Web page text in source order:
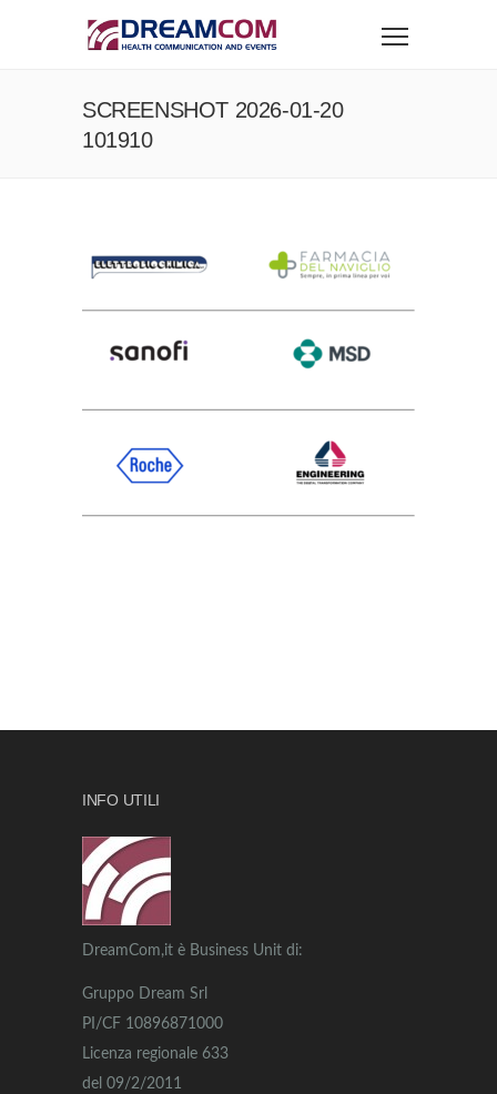
SCREENSHOT 2026-01-20
101910
INFO UTILI
DreamCom,it è Business Unit di:
Gruppo Dream Srl
PI/CF 10896871000
Licenza regionale 633
del 09/2/2011